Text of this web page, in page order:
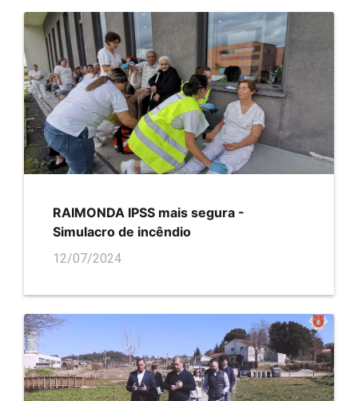
RAIMONDA IPSS mais segura -
Simulacro de incêndio
12/07/2024